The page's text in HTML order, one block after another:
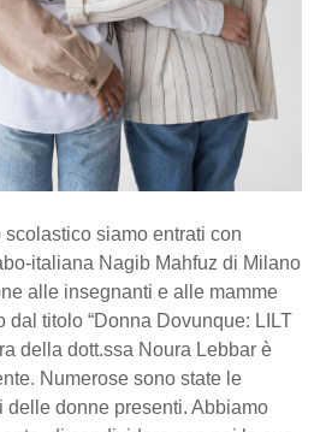
scolastico siamo entrati con
italiana Nagib Mahfuz di Milano
alle insegnanti e alle mamme
dal titolo “Donna Dovunque: LILT
della dott.ssa Noura Lebbar è
Numerose sono state le
delle donne presenti. Abbiamo